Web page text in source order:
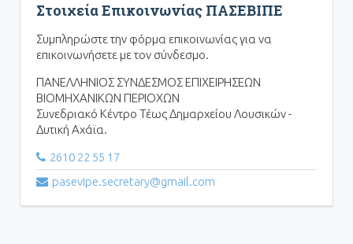
Στοιχεία Επικοινωνίας ΠΑΣΕΒΙΠΕ
Συμπληρώστε την φόρμα επικοινωνίας για να
επικοινωνήσετε με τον σύνδεσμο.
ΠΑΝΕΛΛΗΝΙΟΣ ΣΥΝΔΕΣΜΟΣ ΕΠΙΧΕΙΡΗΣΕΩΝ
ΒΙΟΜΗΧΑΝΙΚΩΝ ΠΕΡΙΟΧΩΝ
Συνεδριακό Κέντρο Τέως Δημαρχείου Λουσικών -
Δυτική Αχάϊα.
2610 22 55 17
pasevipe.secretary@gmail.com